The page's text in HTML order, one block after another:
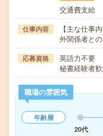
交通費支給
仕事内容
【主な仕事
外関係者と
応募資格
英語力不要
秘書経験者
職場の雰囲気
年齢層
20代